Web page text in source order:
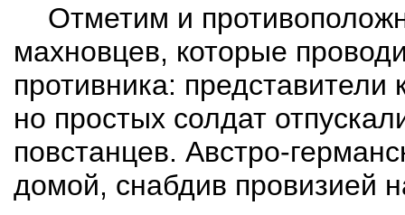
Отметим и
махновцев, которые
противника:
но простых солдат
повстанцев. Австро-
домой, снабдив провизией